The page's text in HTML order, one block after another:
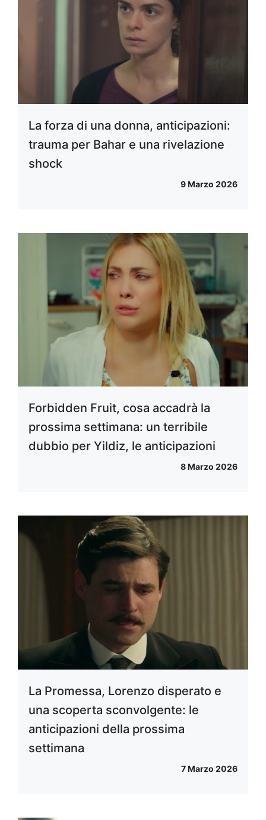
La forza di una donna, anticipazioni:
trauma per Bahar e una rivelazione
shock
9 Marzo 2026
Forbidden Fruit, cosa accadrà la
prossima settimana: un terribile
dubbio per Yildiz, le anticipazioni
8 Marzo 2026
La Promessa, Lorenzo disperato e
una scoperta sconvolgente: le
anticipazioni della prossima
settimana
7 Marzo 2026